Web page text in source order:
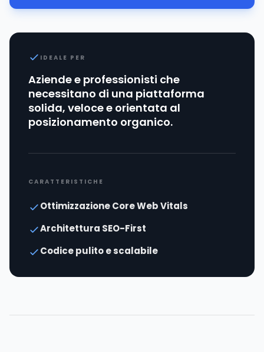
IDEALE PER
Aziende e professionisti che
necessitano di una piattaforma
solida, veloce e orientata al
posizionamento organico.
CARATTERISTICHE
Ottimizzazione Core Web Vitals
Architettura SEO-First
Codice pulito e scalabile